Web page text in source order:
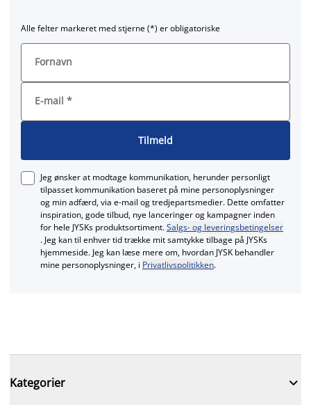
Alle felter markeret med stjerne (*) er obligatoriske
Fornavn
E-mail *
Tilmeld
Jeg ønsker at modtage kommunikation, herunder personligt
tilpasset kommunikation baseret på mine personoplysninger
og min adfærd, via e‑mail og tredjepartsmedier. Dette omfatter
inspiration, gode tilbud, nye lanceringer og kampagner inden
for hele JYSKs produktsortiment.Salgs- og leveringsbetingelser
. Jeg kan til enhver tid trække mit samtykke tilbage på JYSKs
hjemmeside. Jeg kan læse mere om, hvordan JYSK behandler
mine personoplysninger, i Privatlivspolitikken.
Kategorier 